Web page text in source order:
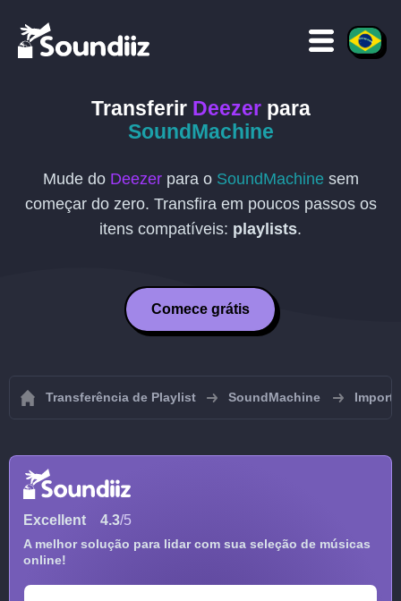
Transferir Deezerpara
SoundMachine
Mude do Deezerpara o SoundMachine sem
começar do zero. Transfira em poucos passos os
itens compatíveis: playlists.
Comece grátis
Transferência de Playlist SoundMachine
Excellent 4.3/5
A melhor solução para lidar com sua seleção de músicas
online!